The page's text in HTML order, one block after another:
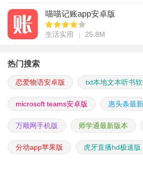
喵喵记账app安卓版
生活实用 25.8M
热门搜索
恋爱物语安卓版 txt本地文本听书
microsoft teams安卓版 惠头条最
万顺网手机版 师学通最新版本
分动app苹果版 虎牙直播hd极速版